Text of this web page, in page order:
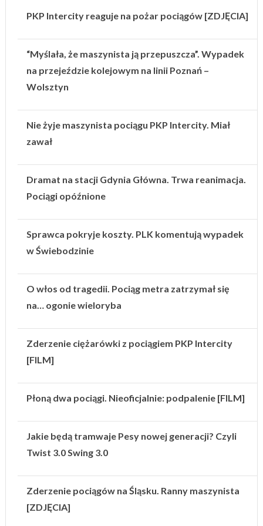
PKP Intercity reaguje na pożar pociągów [ZDJĘCIA]
“Myślała, że maszynista ją przepuszcza”. Wypadek
na przejeździe kolejowym na linii Poznań –
Wolsztyn
Nie żyje maszynista pociągu PKP Intercity. Miał
zawał
Dramat na stacji Gdynia Główna. Trwa reanimacja.
Pociągi opóźnione
Sprawca pokryje koszty. PLK komentują wypadek
w Świebodzinie
O włos od tragedii. Pociąg metra zatrzymał się
na… ogonie wieloryba
Zderzenie ciężarówki z pociągiem PKP Intercity
[FILM]
Płoną dwa pociągi. Nieoficjalnie: podpalenie [FILM]
Jakie będą tramwaje Pesy nowej generacji? Czyli
Twist 3.0 Swing 3.0
Zderzenie pociągów na Śląsku. Ranny maszynista
[ZDJĘCIA]